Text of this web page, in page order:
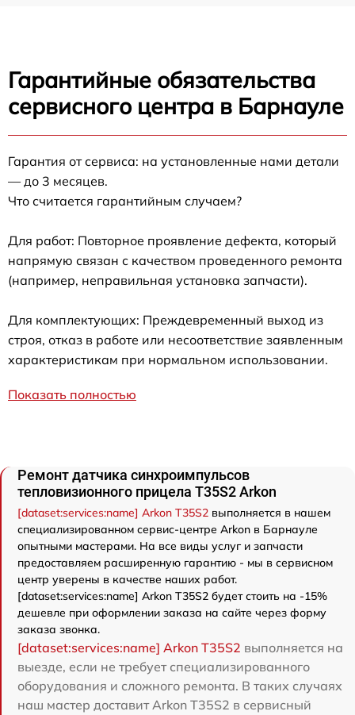
Гарантийные обязательства
сервисного центра в Барнауле
Гарантия от сервиса: на установленные нами детали
— до 3 месяцев.
Что считается гарантийным случаем?
Для работ: Повторное проявление дефекта, который
напрямую связан с качеством проведенного ремонта
(например, неправильная установка запчасти).
Для комплектующих: Преждевременный выход из
строя, отказ в работе или несоответствие заявленным
характеристикам при нормальном использовании.
Показать полностью
Ремонт датчика синхроимпульсов
тепловизионного прицела T35S2 Arkon
[dataset:services:name] Arkon T35S2 выполняется в нашем
специализированном сервис-центре Arkon в Барнауле
опытными мастерами. На все виды услуг и запчасти
предоставляем расширенную гарантию - мы в сервисном
центр уверены в качестве наших работ.
[dataset:services:name] Arkon T35S2 будет стоить на -15%
дешевле при оформлении заказа на сайте через форму
заказа звонка.
[dataset:services:name] Arkon T35S2 выполняется на
выезде, если не требует специализированного
оборудования и сложного ремонта. В таких случаях
наш мастер доставит Arkon T35S2 в сервисный